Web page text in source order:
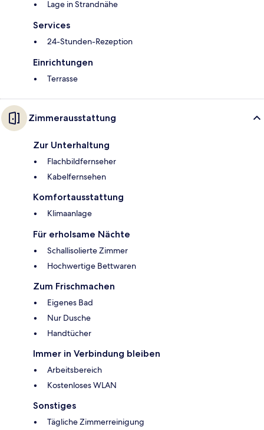
Lage in Strandnähe
Services
24-Stunden-Rezeption
Einrichtungen
Terrasse
Zimmerausstattung
Zur Unterhaltung
Flachbildfernseher
Kabelfernsehen
Komfortausstattung
Klimaanlage
Für erholsame Nächte
Schallisolierte Zimmer
Hochwertige Bettwaren
Zum Frischmachen
Eigenes Bad
Nur Dusche
Handtücher
Immer in Verbindung bleiben
Arbeitsbereich
Kostenloses WLAN
Sonstiges
Tägliche Zimmerreinigung